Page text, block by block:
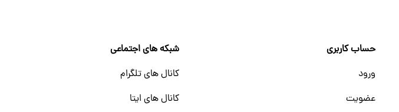
حساب کاربری
ورود
عضویت
شبکه های اجتماعی
کانال های تلگرام
کانال های ایتا